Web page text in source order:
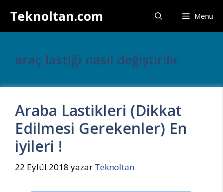
atlaTeknoltan.com Menu
araç lastiği nasıl değiştirilir
Araba Lastikleri (Dikkat
Edilmesi Gerekenler) En
iyileri !
22 Eylül 2018 yazar Teknoltan